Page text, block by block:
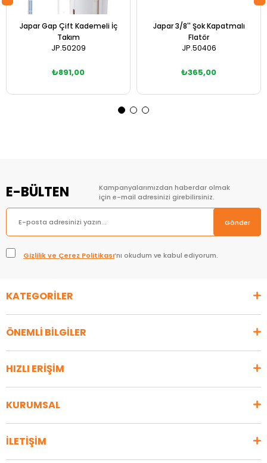
Japar Gap Çift Kademeli İç
Takım
JP.50209
₺891,00
Japar 3/8'' Şok Kapatmalı
Flatör
JP.50406
₺365,00
E-BÜLTEN
Kampanyalarımızdan haberdar olmak
için e-mail adresinizi girebilirsiniz.
Gönder
Gizlilik ve Çerez Politikası’nı okudum ve kabul ediyorum.
KATEGORİLER
ÖNEMLİ BİLGİLER
HIZLI ERİŞİM
KURUMSAL
İLETİŞİM